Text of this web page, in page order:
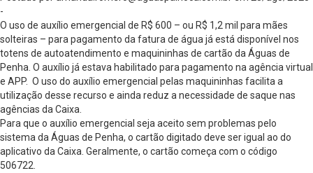
-
O uso de auxílio emergencial de R$ 600 – ou R$ 1,2 mil para mães
solteiras – para pagamento da fatura de água já está disponível nos
totens de autoatendimento e maquininhas de cartão da Águas de
Penha. O auxílio já estava habilitado para pagamento na agência virtual
e APP. O uso do auxílio emergencial pelas maquininhas facilita a
utilização desse recurso e ainda reduz a necessidade de saque nas
agências da Caixa.
Para que o auxílio emergencial seja aceito sem problemas pelo
sistema da Águas de Penha, o cartão digitado deve ser igual ao do
aplicativo da Caixa. Geralmente, o cartão começa com o código
506722.